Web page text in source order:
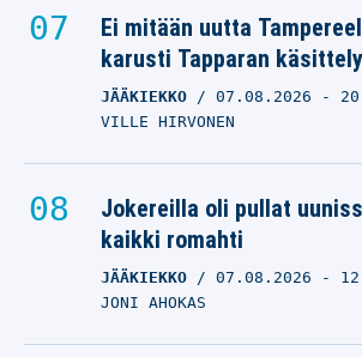
Ei mitään uutta
karusti Tapparan
JÄÄKIEKKO 07.08.2026 -
VILLE HIRVONEN
Jokereilla oli pullat
kaikki romahti
JÄÄKIEKKO 07.08.2026 -
JONI AHOKAS